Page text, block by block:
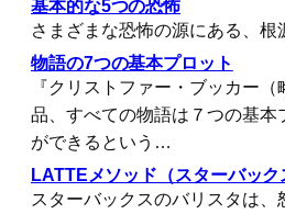
基本的な5つの恐怖
さまざまな恐怖の源にある、根
物語の7つの基本プロット
『クリストファー・ブッカー
品、すべての物語は７つの基本
ができるという…
LATTEメソッド（スターバック
スターバックスのバリスタは